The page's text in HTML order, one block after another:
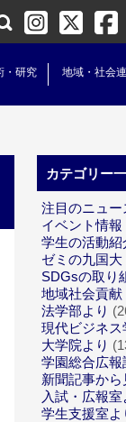
・研究 地域・社会
カテゴリー
注目のニュー
イベント情報
学生の活動紹
ゼミの九国大
SDGsの取り
地域社会貢献
法学部より
現代ビジネス
大学院より
学園総合広報
新聞記事か
入試・広報室
学生支援室よ